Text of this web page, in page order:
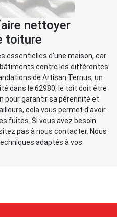
nettoyer
toiture
essentielles d'une maison, car
contre les différentes
de Artisan Ternus, un
dans le 62980, le toit doit être
pour garantir sa pérennité et
cela vous permet d'avoir
fuites. Si vous avez besoin
pas à nous contacter. Nous
adaptés à vos